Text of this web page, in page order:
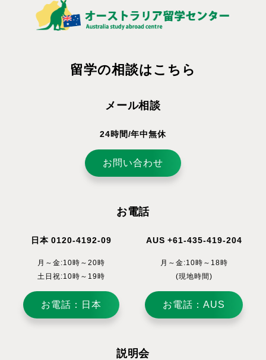
留学の相談はこちら
メール相談
24時間/年中無休
お問い合わせ
お電話
日本 0120-4192-09
月～金:10時～20時
土日祝:10時～19時
お電話：日本
AUS +61-435-419-204
月～金:10時～18時
(現地時間)
お電話：AUS
説明会